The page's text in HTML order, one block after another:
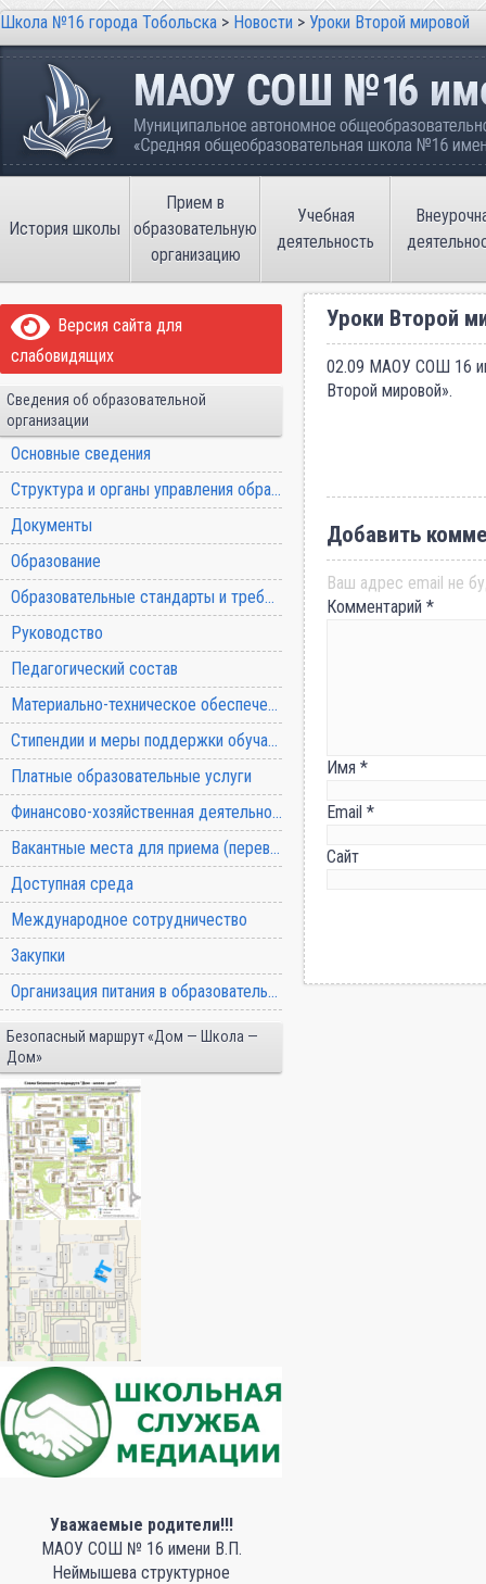
Школа №16 города Тобольска > Новости > Уроки Второй мировой
Школа №16 города Тобольска
Муниципальное автономное
имени В.П. Неймышева
История школы
Прием в
образовательную
организацию
Учебная
деятельность
Версия сайта для
слабовидящих
Сведения об образовательной
организации
Основные сведения
Структура и органы управления образовательной организацией
Документы
Образование
Образовательные стандарты и требования
Руководство
Педагогический состав
Материально-техническое обеспечение и оснащенность образовательного процесса
Стипендии и меры поддержки обучающихся
Платные образовательные услуги
Финансово-хозяйственная деятельность
Вакантные места для приема (перевода) обучающихся
Доступная среда
Международное сотрудничество
Закупки
Организация питания в образовательной организации
Безопасный маршрут «Дом — Школа —
Дом»
Уважаемые родители!!!
МАОУ СОШ № 16 имени В.П.
Неймышева структурное
Уроки Второй
02.09 МАОУ СОШ 16
Второй мировой».
Добавить
Ваш адрес email не
Комментарий *
Имя *
Email *
Сайт